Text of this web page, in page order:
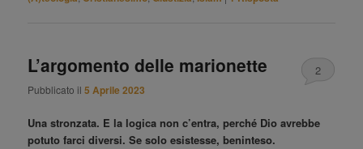
L’argomento delle marionette
Pubblicato il5 Aprile 2023
2
Una stronzata. E la logica non c’entra, perché Dio avrebbe
potuto farci diversi. Se solo esistesse, beninteso.